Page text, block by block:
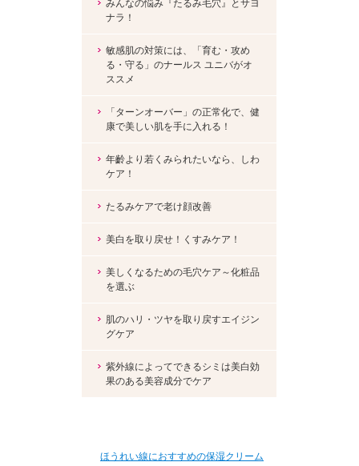
みんなの悩み『たるみ毛穴』とサヨ
ナラ！
敏感肌の対策には、「育む・攻め
る・守る」のナールス ユニバがオ
ススメ
「ターンオーバー」の正常化で、健
康で美しい肌を手に入れる！
年齡より若くみられたいなら、しわ
ケア！
たるみケアで老け顔改善
美白を取り戻せ！くすみケア！
美しくなるための毛穴ケア～化粧品
を選ぶ
肌のハリ・ツヤを取り戻すエイジン
グケア
紫外線によってできるシミは美白効
果のある美容成分でケア
ほうれい線におすすめの保湿クリーム